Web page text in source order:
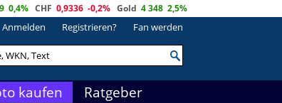
0,4% CHF 0,9336 -0,2% Gold 4 348 2,5%
Anmelden Registrieren? Fan werden
kaufen Ratgeber